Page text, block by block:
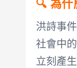
🔍 為什
洪詩事
社會中
立刻產